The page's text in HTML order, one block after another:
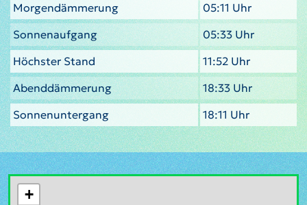
Morgendämmerung
05:11 Uhr
Sonnenaufgang
05:33 Uhr
Höchster Stand
11:52 Uhr
Abenddämmerung
18:33 Uhr
Sonnenuntergang
18:11 Uhr
+